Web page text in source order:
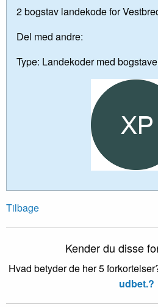
2 bogstav landekode for
Del med andre:
Type: Landekoder med
Tilbage
Kender du disse
Hvad betyder de her 5
udbet.?